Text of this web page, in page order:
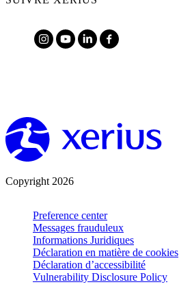
Copyright 2026
Preference center
Messages frauduleux
Informations Juridiques
Déclaration en matière de cookies
Déclaration d’accessibilité
Vulnerability Disclosure Policy